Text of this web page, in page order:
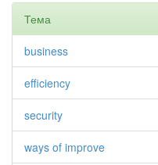
Тема
business
efficiency
security
ways of improve